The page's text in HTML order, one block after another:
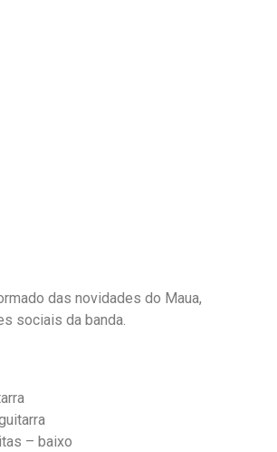
das novidades do Maua,
sociais da banda.
– baixo